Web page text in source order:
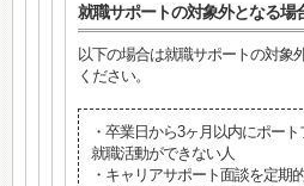
就職サポートの対象外となる場
以下の場合は就職サポートの対象
ください。
・卒業日から3ヶ月以内にポー
就職活動ができない人
・キャリアサポート面談を定期